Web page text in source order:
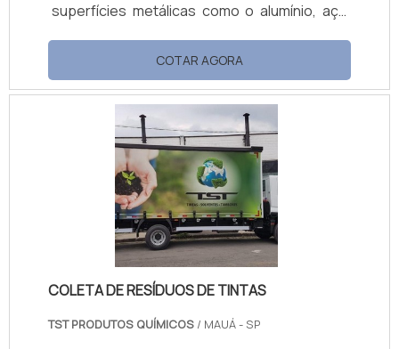
superfícies metálicas como o alumínio, aço
necessidade e diluição, o decapante preço
justo pode ser aplicado com trincha, pincel,
vassoura, escovão, por imersão ou
pulverização. O tempo de contato pode
variar de 15 a 60 minutos e pode ser
necessário uma reaplicação, dependendo do
tipo e quantidade de resíduos a serem
removidos. O uso de temp.
COTAR AGORA
COLETA DE RESÍDUOS DE TINTAS
TST PRODUTOS QUÍMICOS / MAUÁ - SP